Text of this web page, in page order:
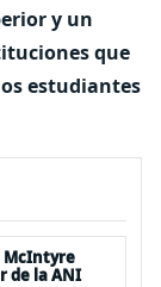
y un
que
estudiantes
McIntyre
de la ANI